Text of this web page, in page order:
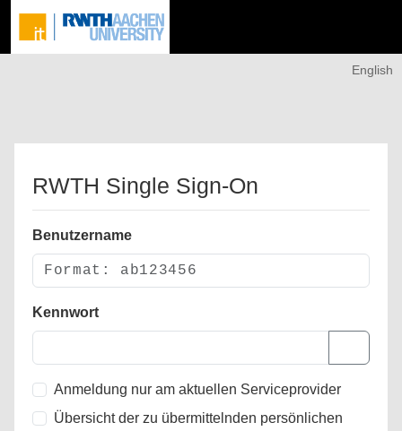
English
RWTH Single Sign-On
Benutzername
Kennwort
Anmeldung nur am aktuellen Serviceprovider
Übersicht der zu übermittelnden persönlichen